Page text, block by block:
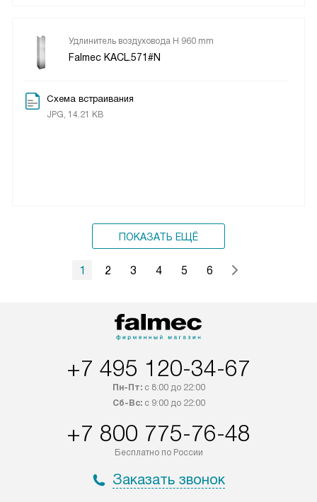
Удлинитель воздуховода H 960 mm
Falmec KACL.571#N
Схема встраивания
JPG, 14.21 KB
ПОКАЗАТЬ ЕЩЁ
1 2 3 4 5 6
+7 495 120-34-67
Пн-Пт:с 8:00 до 22:00
Сб-Вс:с 9:00 до 22:00
+7 800 775-76-48
Бесплатно по России
Заказать звонок